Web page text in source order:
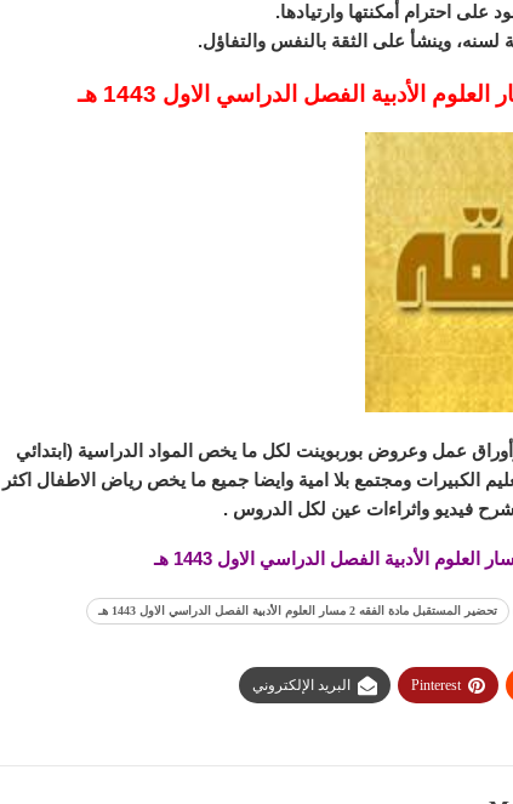
عمل وعروض بوربوينت لكل ما يخص المواد الدراسية (ابتدائي
الكبيرات ومجتمع بلا امية وايضا جميع ما يخص رياض الاطفال اكثر
فيديو واثراءات عين لكل الدروس .
تحضير المستقبل مادة الفقه 2 مسار العلوم الأدبية الفصل الدراسي الاول 1443 هـ
Pinterest البريد الإلكتروني